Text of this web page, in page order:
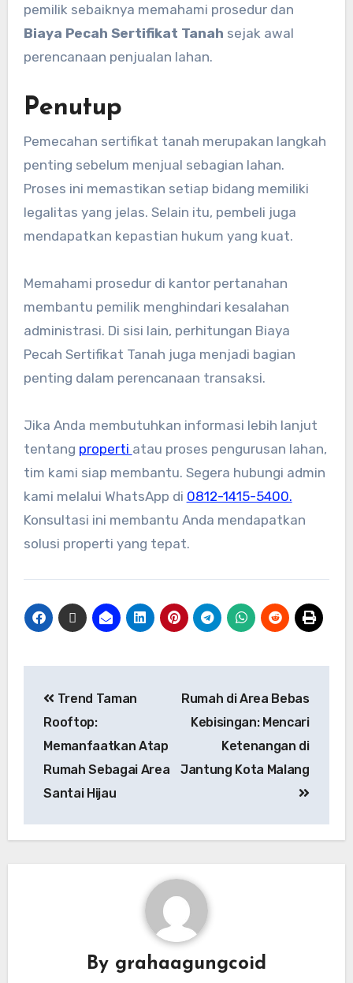
pemilik sebaiknya memahami prosedur dan
Biaya Pecah Sertifikat Tanah sejak awal
perencanaan penjualan lahan.
Penutup
Pemecahan sertifikat tanah merupakan langkah
penting sebelum menjual sebagian lahan.
Proses ini memastikan setiap bidang memiliki
legalitas yang jelas. Selain itu, pembeli juga
mendapatkan kepastian hukum yang kuat.
Memahami prosedur di kantor pertanahan
membantu pemilik menghindari kesalahan
administrasi. Di sisi lain, perhitungan Biaya
Pecah Sertifikat Tanah juga menjadi bagian
penting dalam perencanaan transaksi.
Jika Anda membutuhkan informasi lebih lanjut
tentang properti atau proses pengurusan lahan,
tim kami siap membantu. Segera hubungi admin
kami melalui WhatsApp di 0812-1415-5400.
Konsultasi ini membantu Anda mendapatkan
solusi properti yang tepat.
Trend Taman
Rooftop:
Memanfaatkan Atap
Rumah Sebagai Area
Santai Hijau
Rumah di Area Bebas
Kebisingan: Mencari
Ketenangan di
Jantung Kota Malang
By grahaagungcoid